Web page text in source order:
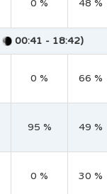
0 % 48 %
00:41 - 18:42)
0 % 66 %
95 % 49 %
0 % 30 %